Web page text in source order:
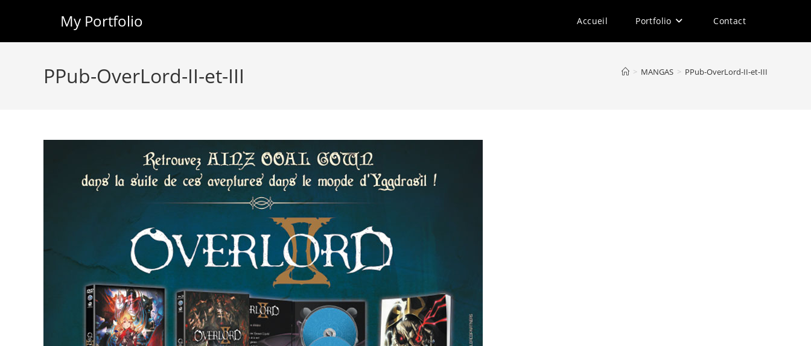
My Portfolio Accueil Portfolio Contact
PPub-OverLord-II-et-III > MANGAS > PPub-OverLord-II-et-III